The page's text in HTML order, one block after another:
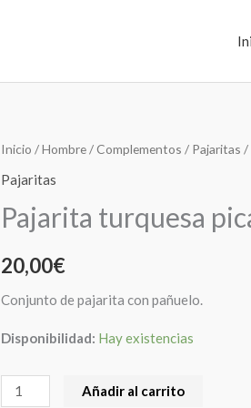
Inicio /Hombre/Complementos / Pajaritas /
Pajaritas
Pajarita turquesa
20,00€
Conjunto de pajarita con pañuelo.
Disponibilidad: Hay existencias
Pajarita
turquesa
rosas
Añadir al carrito